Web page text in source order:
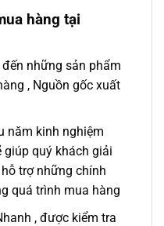
hàng tại
những sản phẩm
, Nguồn gốc xuất
năm kinh nghiệm
quý khách giải
trợ những chính
quá trình mua hàng
, được kiểm tra